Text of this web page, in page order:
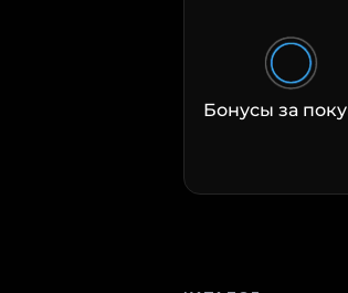
Бонусы за